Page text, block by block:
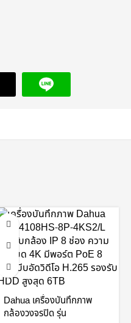
Dahua เครื่องบันทึกภาพ
กล้องวงจรปิด รุ่น